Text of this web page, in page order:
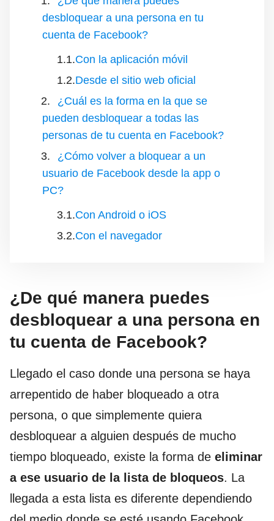
desbloquear a una persona en tu
cuenta de Facebook?
Con la aplicación móvil
Desde el sitio web oficial
¿Cuál es la forma en la que se
pueden desbloquear a todas las
personas de tu cuenta en Facebook?
¿Cómo volver a bloquear a un
usuario de Facebook desde la app o
PC?
Con Android o iOS
Con el navegador
¿De qué manera puedes
desbloquear a una persona en
tu cuenta de Facebook?
Llegado el caso donde una persona se haya
arrepentido de haber bloqueado a otra
persona, o que simplemente quiera
desbloquear a alguien después de mucho
tiempo bloqueado, existe la forma de eliminar
a ese usuario de la lista de bloqueos. La
llegada a esta lista es diferente dependiendo